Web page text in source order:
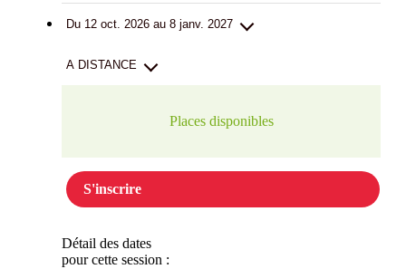
Du 12 oct. 2026 au 8 janv. 2027
A DISTANCE
Places disponibles
S'inscrire
Détail des dates
pour cette session :